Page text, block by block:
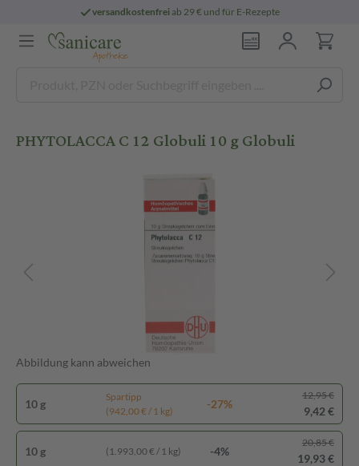
versandkostenfreiab 29 € und für E-Rezepte
PHYTOLACCA C 12 Globuli 10 g Globuli
Abbildung kann abweichen
10 g
Spartipp
(942,00 € / 1 kg)
-27%
12,95 €
9,42 €
10 g (1.993,00 € / 1 kg) -4%
20,85 €
19,93 €